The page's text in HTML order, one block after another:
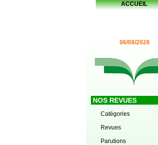
ACCUEIL
06/08/2026
NOS REVUES
Catégories
Revues
Parutions